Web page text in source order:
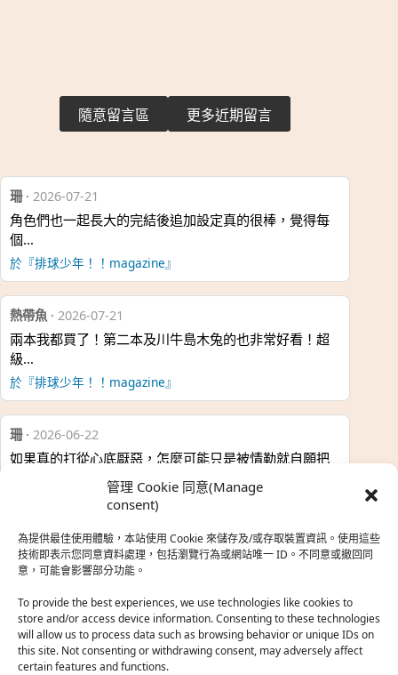
管理 Cookie 同意(Manage
consent)
為提供最佳使用體驗，本站使用 Cookie 來儲存及/或存取裝置資訊。使用這些
技術即表示您同意資料處理，包括瀏覽行為或網站唯一 ID。不同意或撤回同
意，可能會影響部分功能。
To provide the best experiences, we use technologies like cookies to
store and/or access device information. Consenting to these technologies
will allow us to process data such as browsing behavior or unique IDs on
this site. Not consenting or withdrawing consent, may adversely affect
certain features and functions.
隨意留言區 更多近期留言
珊· 2026-07-21
角色們也一起長大的完結後追加設定真的很棒，覺得每
個…
於『排球少年！！magazine』
熱帶魚 · 2026-07-21
兩本我都買了！第二本及川牛島木兔的也非常好看！超
級…
於『排球少年！！magazine』
珊· 2026-06-22
如果真的打從心底厭惡，怎麼可能只是被情勒就自願把
熱帶魚·2026-06-22
之前看到網路上有人說灰二自私情勒大家陪他圓夢，但
真…
於『強風吹拂』